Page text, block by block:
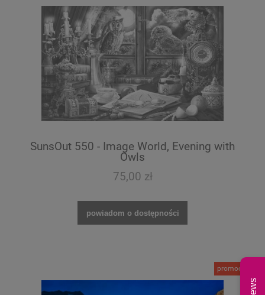
SunsOut 550 - Image World, Evening with
Owls
75,00 zł
powiadom o dostępności
promocja
News